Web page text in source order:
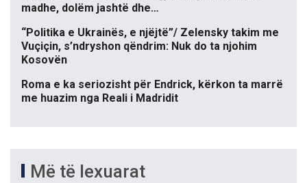
madhe, dolëm jashtë dhe…
“Politika e Ukrainës, e njëjtë”/ Zelensky takim me
Vuçiçin, s’ndryshon qëndrim: Nuk do ta njohim
Kosovën
Roma e ka seriozisht për Endrick, kërkon ta marrë
me huazim nga Reali i Madridit
Më të lexuarat